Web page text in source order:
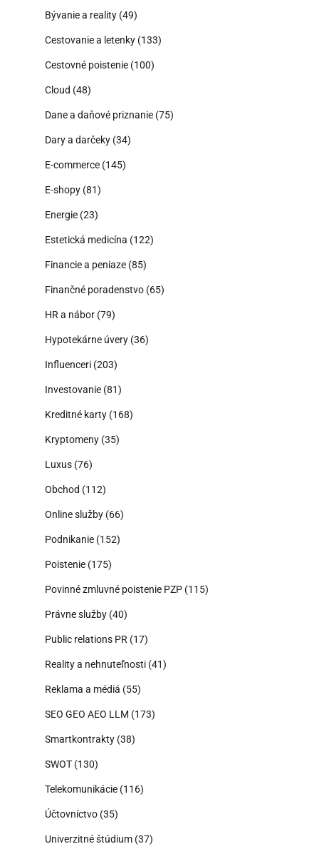
Bývanie a reality (49)
Cestovanie a letenky (133)
Cestovné poistenie (100)
Cloud (48)
Dane a daňové priznanie (75)
Dary a darčeky (34)
E-commerce (145)
E-shopy (81)
Energie (23)
Estetická medicína (122)
Financie a peniaze (85)
Finančné poradenstvo (65)
HR a nábor (79)
Hypotekárne úvery (36)
Influenceri (203)
Investovanie (81)
Kreditné karty (168)
Kryptomeny (35)
Luxus (76)
Obchod (112)
Online služby (66)
Podnikanie (152)
Poistenie (175)
Povinné zmluvné poistenie PZP (115)
Právne služby (40)
Public relations PR (17)
Reality a nehnuteľnosti (41)
Reklama a médiá (55)
SEO GEO AEO LLM (173)
Smartkontrakty (38)
SWOT (130)
Telekomunikácie (116)
Účtovníctvo (35)
Univerzitné štúdium (37)